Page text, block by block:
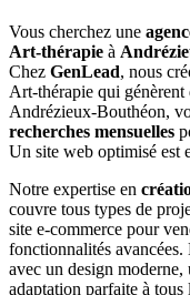
Vous cherchez une
Art-thérapie à
Chez GenLead, nous
Art-thérapie qui génèrent
Andrézieux-Bouthéon,
recherches mensuelles
Un site web optimisé est
Notre expertise en
couvre tous types de
site e-commerce pour
fonctionnalités
avec un design
adaptation parfaite à tous